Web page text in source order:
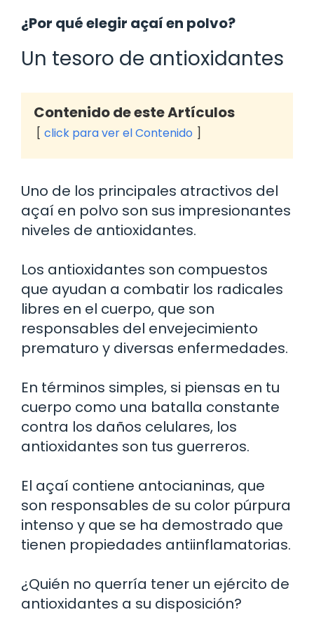
¿Por qué elegir açaí en polvo?
Un tesoro de antioxidantes
Contenido de este Artículos
click para ver el Contenido
Uno de los principales atractivos del
açaí en polvo son sus impresionantes
niveles de antioxidantes.
Los antioxidantes son compuestos
que ayudan a combatir los radicales
libres en el cuerpo, que son
responsables del envejecimiento
prematuro y diversas enfermedades.
En términos simples, si piensas en tu
cuerpo como una batalla constante
contra los daños celulares, los
antioxidantes son tus guerreros.
El açaí contiene antocianinas, que
son responsables de su color púrpura
intenso y que se ha demostrado que
tienen propiedades antiinflamatorias.
¿Quién no querría tener un ejército de
antioxidantes a su disposición?